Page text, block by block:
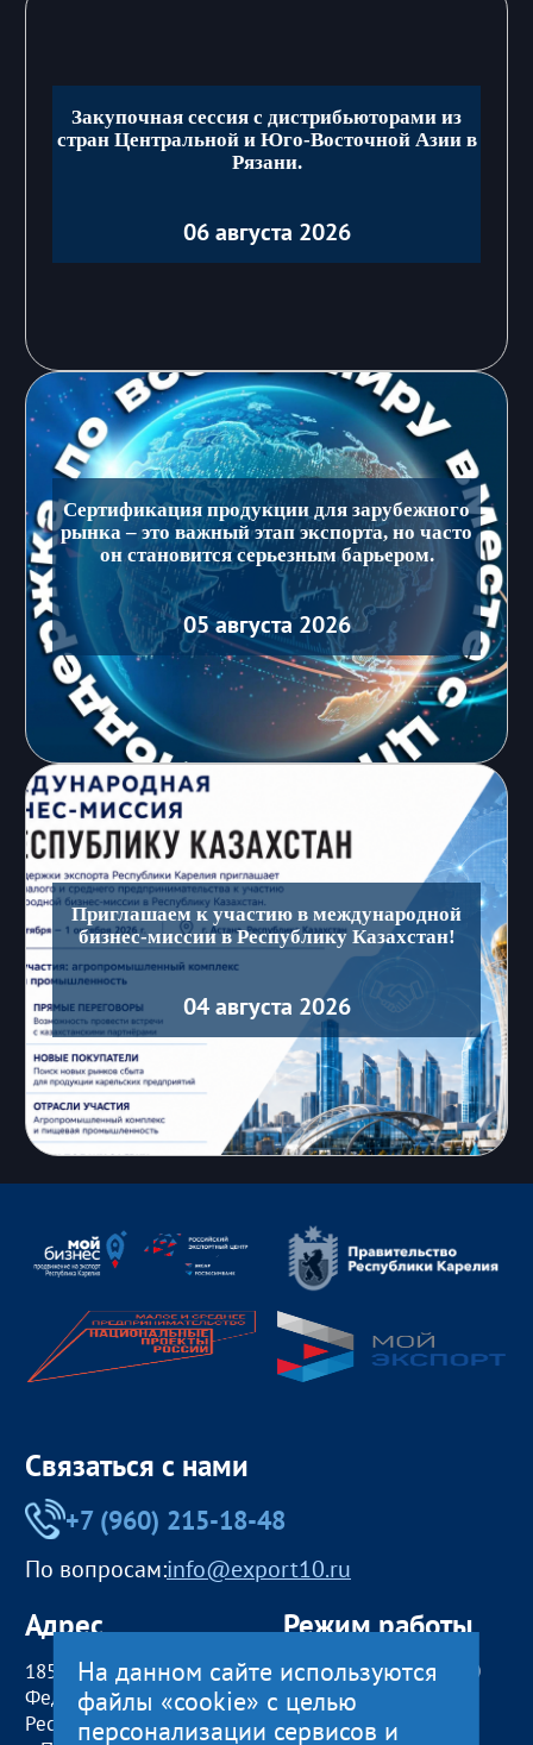
Закупочная сессия с дистрибьюторами из
стран Центральной и Юго-Восточной Азии в
Рязани.
06 августа 2026
Сертификация продукции для зарубежного
рынка – это важный этап экспорта, но часто
он становится серьезным барьером.
05 августа 2026
Приглашаем к участию в международной
бизнес-миссии в Республику Казахстан!
04 августа 2026
Связаться с нами
+7 (960) 215-18-48
По вопросам:info@export10.ru
Адрес
185000, Российская
Федерация,
Республика Карелия
Режим работы
пн — чт:09:00 — 18:00
пт:09:00 — 17:00
обед с 13:00 до 14:00
На данном сайте используются
файлы «cookie» с целью
персонализации сервисов и